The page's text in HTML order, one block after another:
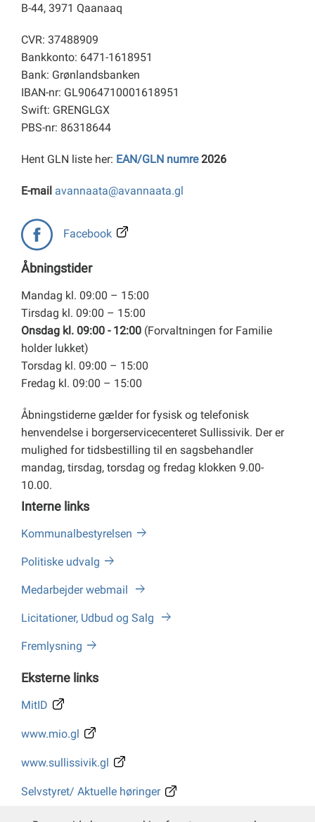
B-44, 3971 Qaanaaq
CVR: 37488909
Bankkonto: 6471-1618951
Bank: Grønlandsbanken
IBAN-nr: GL9064710001618951
Swift: GRENGLGX
PBS-nr: 86318644
Hent GLN liste her: EAN/GLN numre2026
E-mail avannaata@avannaata.gl
Facebook
Åbningstider
Mandag kl. 09:00 – 15:00
Tirsdag kl. 09:00 – 15:00
Onsdag kl. 09:00 - 12:00 (Forvaltningen for Familie
holder lukket)
Torsdag kl. 09:00 – 15:00
Fredag kl. 09:00 – 15:00
Åbningstiderne gælder for fysisk og telefonisk
henvendelse i borgerservicecenteret Sullissivik. Der er
mulighed for tidsbestilling til en sagsbehandler
mandag, tirsdag, torsdag og fredag klokken 9.00-
10.00.
Interne links
Kommunalbestyrelsen
Politiske udvalg
Medarbejder webmail
Licitationer, Udbud og Salg
Fremlysning
Eksterne links
MitID
www.mio.gl
www.sullissivik.gl
Selvstyret/ Aktuelle høringer